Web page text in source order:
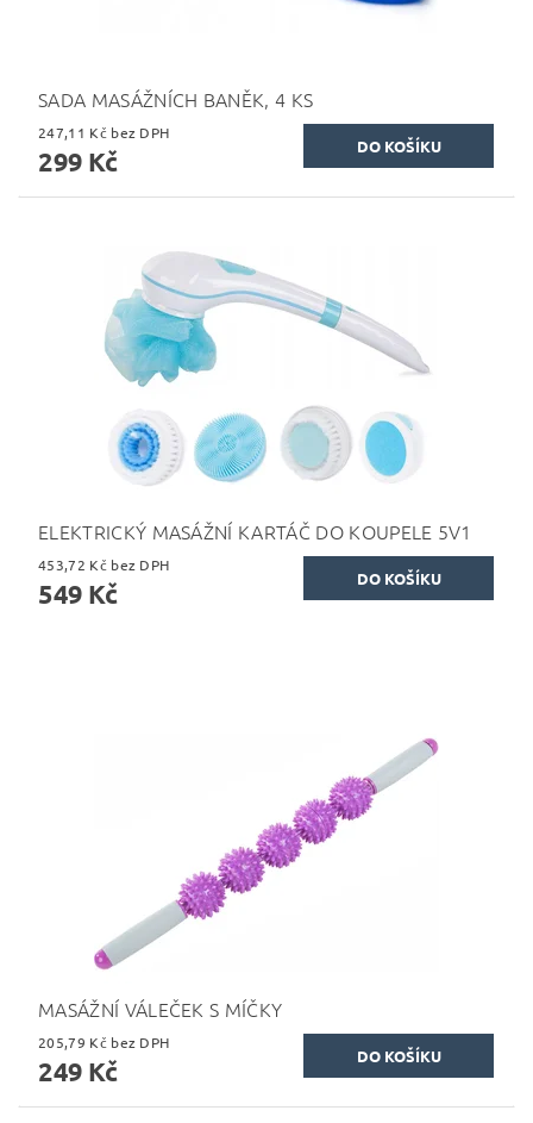
SADA MASÁŽNÍCH BANĚK, 4 KS
247,11 Kč bez DPH
299 Kč
ELEKTRICKÝ MASÁŽNÍ KARTÁČ DO KOUPELE 5V1
453,72 Kč bez DPH
549 Kč
MASÁŽNÍ VÁLEČEK S MÍČKY
205,79 Kč bez DPH
249 Kč